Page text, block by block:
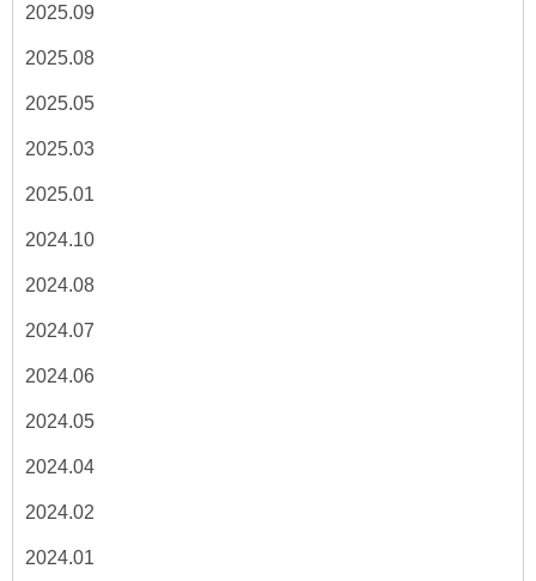
2025.09
2025.08
2025.05
2025.03
2025.01
2024.10
2024.08
2024.07
2024.06
2024.05
2024.04
2024.02
2024.01